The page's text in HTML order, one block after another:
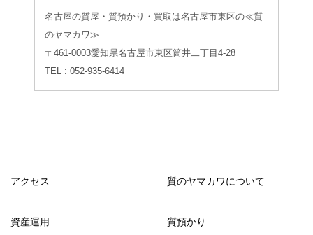
名古屋の質屋・質預かり・買取は名古屋市東区の≪質
のヤマカワ≫
〒461-0003愛知県名古屋市東区筒井二丁目4-28
TEL : 052-935-6414
アクセス 質のヤマカワについて
資産運用 質預かり